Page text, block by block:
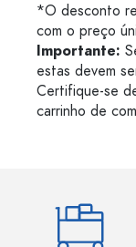
*O desconto
com o preço
Importante:
estas devem
Certifique-se
carrinho de